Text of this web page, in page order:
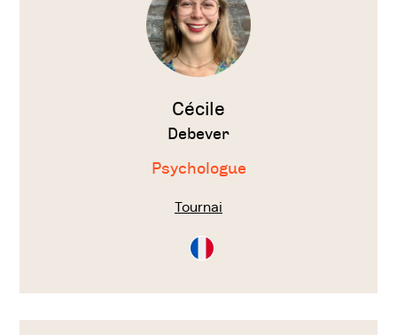
Cécile
Debever
Psychologue
Tournai
Consultation
en
Voir